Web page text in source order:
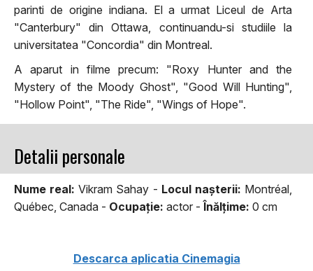
parinti de origine indiana. El a urmat Liceul de Arta
"Canterbury" din Ottawa, continuandu-si studiile la
universitatea "Concordia" din Montreal.
A aparut in filme precum: "Roxy Hunter and the
Mystery of the Moody Ghost", "Good Will Hunting",
"Hollow Point", "The Ride", "Wings of Hope".
Detalii personale
Nume real: Vikram Sahay - Locul naşterii: Montréal,
Québec, Canada - Ocupaţie: actor -Înălţime: 0 cm
Descarca aplicatia Cinemagia